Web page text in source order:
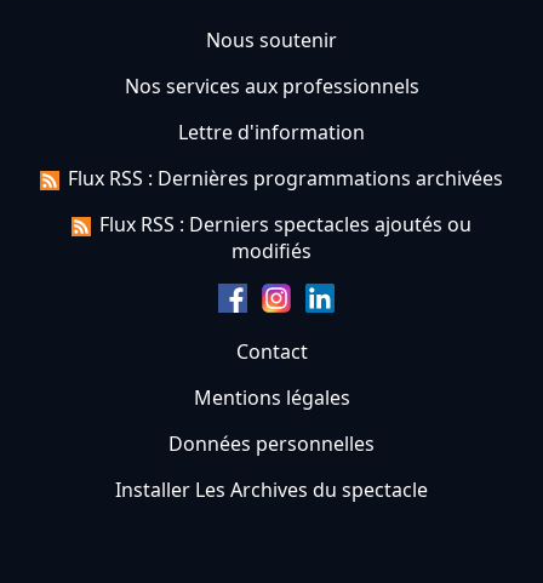
Nous soutenir
Nos services aux professionnels
Lettre d'information
Flux RSS : Dernières programmations archivées
Flux RSS : Derniers spectacles ajoutés ou
modifiés
Contact
Mentions légales
Données personnelles
Installer Les Archives du spectacle